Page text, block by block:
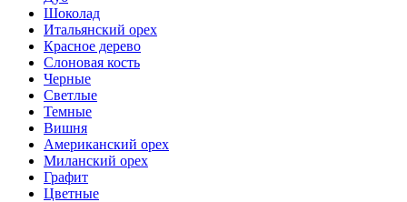
Шоколад
Итальянский орех
Красное дерево
Слоновая кость
Черные
Светлые
Темные
Вишня
Американский орех
Миланский орех
Графит
Цветные